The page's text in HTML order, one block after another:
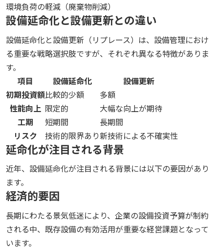
環境負荷の軽減（廃棄物削減）
設備延命化と設備更新との違い
設備延命化と設備更新（リプレース）は、設備管理におけ
る重要な戦略選択肢ですが、それぞれ異なる特徴がありま
す。
項目
設備延命化
設備更新
初期投資額比較的少額
多額
性能向上 限定的
大幅な向上が期待
工期
短期間
長期間
リスク
技術的限界あり新技術による不確実性
延命化が注目される背景
近年、設備延命化が注目される背景には以下の要因があり
ます。
経済的要因
長期にわたる景気低迷により、企業の設備投資予算が制約
される中、既存設備の有効活用が重要な経営課題となって
います。